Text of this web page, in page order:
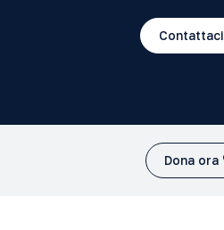
Contattaci
Dona ora